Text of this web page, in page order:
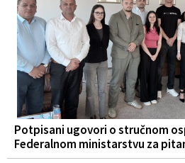
Potpisani ugovori o stručnom
Federalnom ministarstvu za